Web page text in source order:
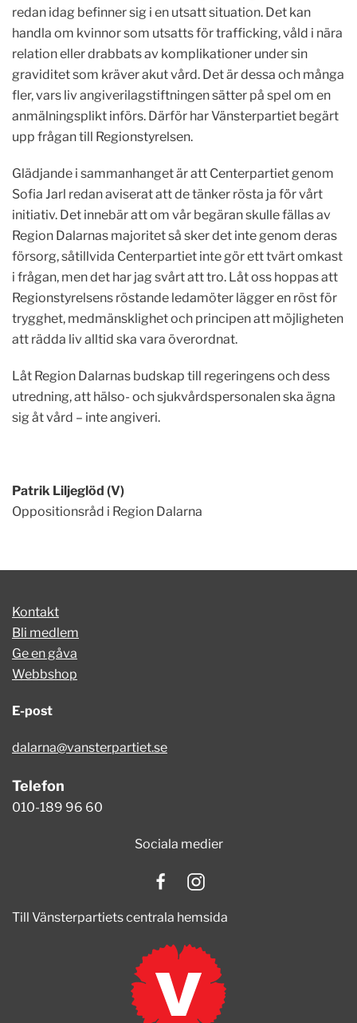
redan idag befinner sig i en utsatt situation. Det kan
handla om kvinnor som utsatts för trafficking, våld i nära
relation eller drabbats av komplikationer under sin
graviditet som kräver akut vård. Det är dessa och många
fler, vars liv angiverilagstiftningen sätter på spel om en
anmälningsplikt införs. Därför har Vänsterpartiet begärt
upp frågan till Regionstyrelsen.
Glädjande i sammanhanget är att Centerpartiet genom
Sofia Jarl redan aviserat att de tänker rösta ja för vårt
initiativ. Det innebär att om vår begäran skulle fällas av
Region Dalarnas majoritet så sker det inte genom deras
försorg, såtillvida Centerpartiet inte gör ett tvärt omkast
i frågan, men det har jag svårt att tro. Låt oss hoppas att
Regionstyrelsens röstande ledamöter lägger en röst för
trygghet, medmänsklighet och principen att möjligheten
att rädda liv alltid ska vara överordnat.
Låt Region Dalarnas budskap till regeringens och dess
utredning, att hälso- och sjukvårdspersonalen ska ägna
sig åt vård – inte angiveri.
Patrik Liljeglöd (V)
Oppositionsråd i Region Dalarna
Kontakt
Bli medlem
Ge en gåva
Webbshop
E-post
dalarna@vansterpartiet.se
Telefon
010-189 96 60
Sociala medier
Till Vänsterpartiets centrala hemsida